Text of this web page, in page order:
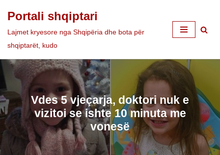
Skip
to
Portali shqiptari
Lajmet kryesore nga Shqipëria dhe bota për
shqiptarët, kudo
Vdes 5 vjeçarja, doktori nuk e
vizitoi se ishte 10 minuta me
vonesë